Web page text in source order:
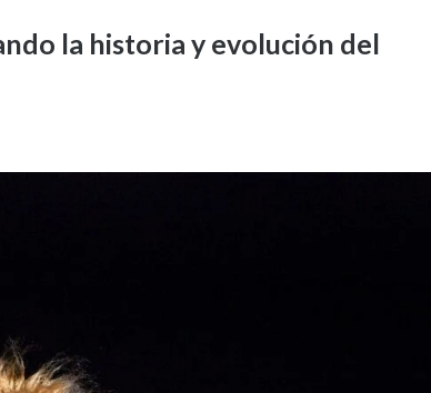
la historia y evolución del